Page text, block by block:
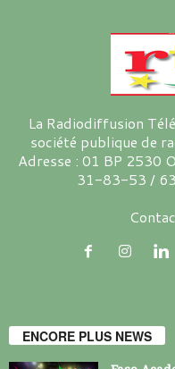
La Radiodiffusion
société publique de
Adresse : 01 BP 2530
31-83-53 /
ENCORE PLUS NEWS